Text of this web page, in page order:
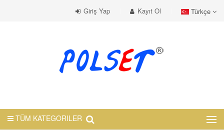
Giriş Yap Kayıt Ol Türkçe
TÜM KATEGORILER